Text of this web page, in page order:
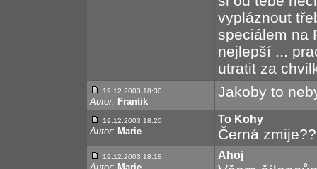
vypláznout
speciálem na
nejlepší ...
utratit za
19.12.2003 18:30
Autor: Frantik
Jakoby to
19.12.2003 18:20
Autor: Marie
To Kohy
Černá
19.12.2003 18:18 Ahoj